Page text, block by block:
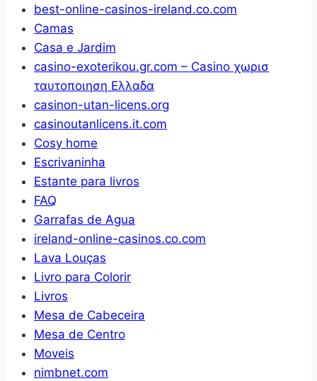
kg,
best-online-casinos-ireland.co.com
Camas
Casa e Jardim
casino-exoterikou.gr.com – Casino χωρισ
ταυτοποιηση Ελλαδα
casinon-utan-licens.org
casinoutanlicens.it.com
Cosy home
Escrivaninha
Estante para livros
FAQ
Garrafas de Agua
ireland-online-casinos.co.com
Lava Louças
Livro para Colorir
Livros
Mesa de Cabeceira
Mesa de Centro
Moveis
nimbnet.com